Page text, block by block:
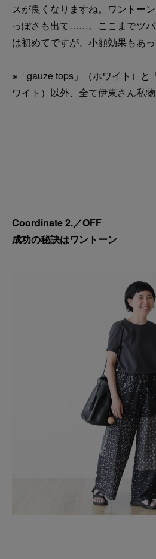
スが良くなりますね。ワントー
っぽさも出て……。ここまでツ
は初めてですが、小顔効果もあっ
※「gauze tops」（ホワイト）と
ワイト）以外、全て伊東さん私物
Coordinate 2.／OFF
成功の秘訣はワントーン